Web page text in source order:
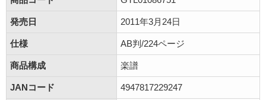
発売日 2011年3月24日
仕様 AB判/224ページ
商品構成 楽譜
JANコード 4947817229247